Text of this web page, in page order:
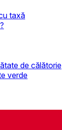
taxă
de călătorie
verde